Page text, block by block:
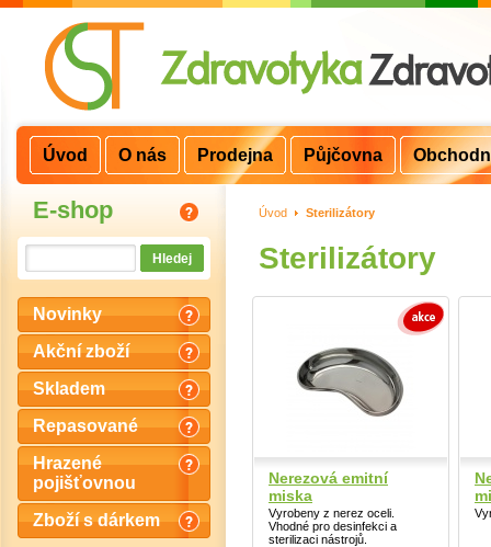
E-shop
Novinky
Akční zboží
Skladem
Repasované
Hrazené
pojišťovnou
Zboží s dárkem
Úvod > Sterilizátory
Sterilizátory
Nerezová emitní
miska
Vyrobeny z nerez oceli.
Vhodné pro desinfekci a
sterilizaci nástrojů.
Úvod O nás Prodejna Půjčovna